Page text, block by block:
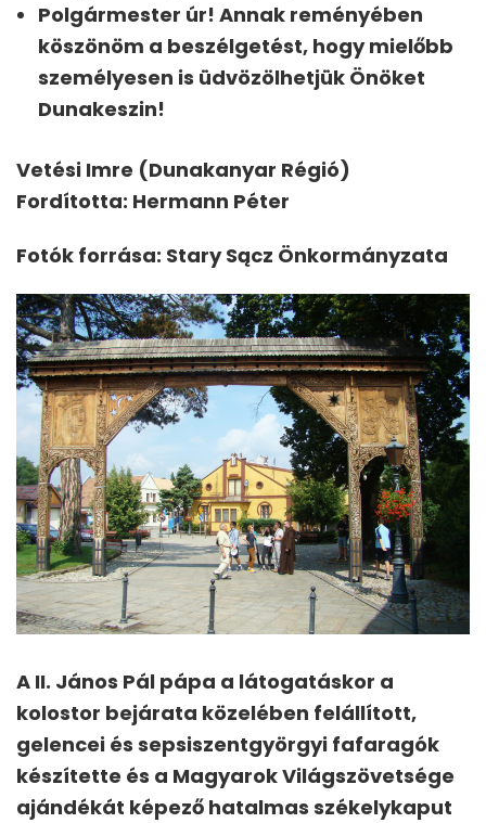
Polgármester úr! Annak reményében
köszönöm a beszélgetést, hogy mielőbb
személyesen is üdvözölhetjük Önöket
Dunakeszin!
Vetési Imre (Dunakanyar Régió)
Fordította: Hermann Péter
Fotók forrása: Stary Sącz Önkormányzata
A II. János Pál pápa a látogatáskor a
kolostor bejárata közelében felállított,
gelencei és sepsiszentgyörgyi fafaragók
készítette és a Magyarok Világszövetsége
ajándékát képező hatalmas székelykaput